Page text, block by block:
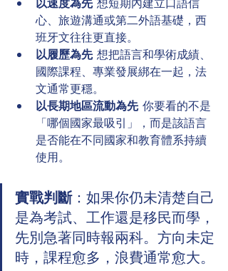
心、旅遊溝通或第二外語基礎，西
班牙文往往更直接。
以履歷為先
  想把語言和學術成績、
國際課程、專業發展綁在一起，法
文通常更穩。
以長期地區流動為先
  你要看的不是
「哪個國家最吸引」，而是該語言
是否能在不同國家和教育體系持續
使用。
實戰判斷：如果你仍未清楚自己
是為考試、工作還是移民而學，
先別急著同時報兩科。方向未定
時，課程愈多，浪費通常愈大。